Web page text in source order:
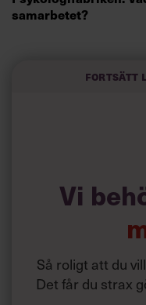
samarbetet?
bredare och lärt oss
Hur vet jag som
Fortsätt
Vi
Så roligt att du
Det får du strax